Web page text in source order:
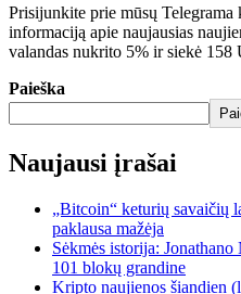
Prisijunkite prie mūsų Telegrama
informaciją apie naujausias
valandas nukrito 5% ir siekė
Paieška
Naujausi įrašai
„Bitcoin“ keturių savaičių
paklausa mažėja
Sėkmės istorija:
101 blokų grandine
Kripto naujienos šiandien